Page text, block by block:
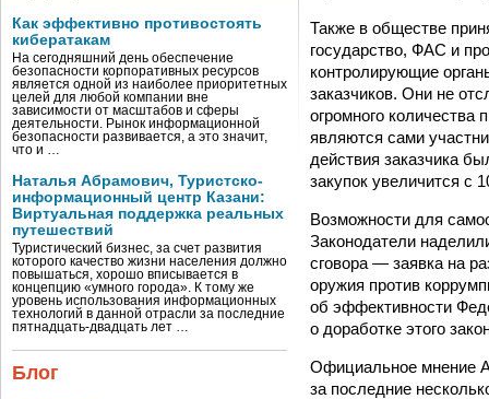
Как эффективно противостоять
кибератакам
На сегодняшний день обеспечение
безопасности корпоративных ресурсов
является одной из наиболее приоритетных
целей для любой компании вне
зависимости от масштабов и сферы
деятельности. Рынок информационной
безопасности развивается, а это значит,
что и …
Наталья Абрамович, Туристско-
информационный центр Казани:
Виртуальная поддержка реальных
путешествий
Туристический бизнес, за счет развития
которого качество жизни населения должно
повышаться, хорошо вписывается в
концепцию «умного города». К тому же
уровень использования информационных
технологий в данной отрасли за последние
пятнадцать-двадцать лет …
Блог
Также в обществе
государство, ФАС и
контролирующие
заказчиков. Они не
огромного количества
являются сами
действия заказчика
закупок увеличится с
Возможности для
Законодатели
сговора — заявка на
оружия против
об эффективности
о доработке этого
Официальное мнение
за последние